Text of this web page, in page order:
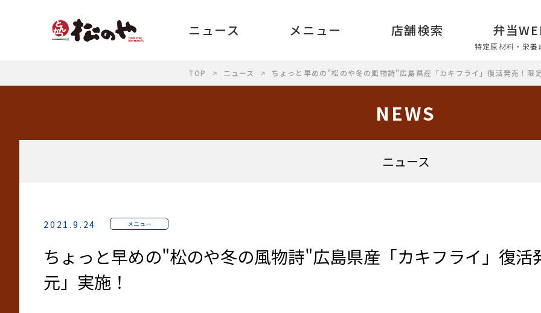
特定原材料・栄養
ニュース メニュー 店舗検索 弁当
TOP ニュース ちょっと早めの"松のや冬の風物詩"広島県産「カキフライ」復活発売！限
NEWS
ニュース
2021.9.24 メニュー
ちょっと早めの"松のや冬の風物詩"広島県産「カキフライ」復
元」実施！